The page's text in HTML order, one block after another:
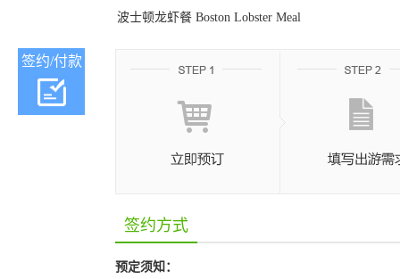
波士顿龙虾餐 Boston Lobster Meal
签约/付款
签约方式
预定须知：